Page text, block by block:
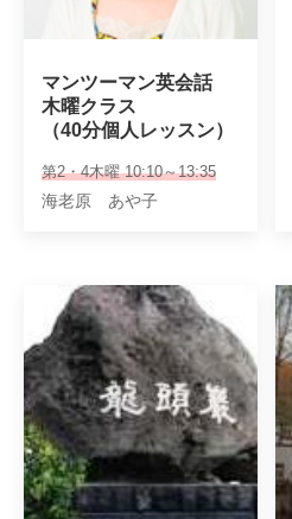
マンツーマン英会話
木曜クラス
（40分個人レッスン）
第2・4木曜 10:10～13:35
海老原 あや子